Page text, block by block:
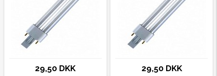
29,50 DKK 29,50 DKK